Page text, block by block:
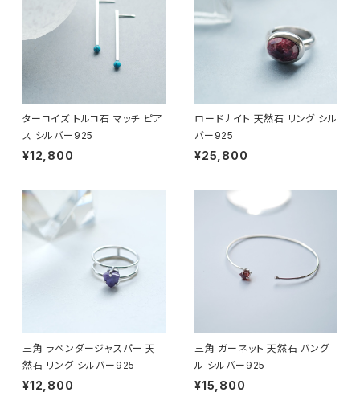
ターコイズ トルコ石 マッチ ピア
ス シルバー925
¥12,800
ロードナイト 天然石 リング シル
バー925
¥25,800
三角 ラベンダージャスパー 天
然石 リング シルバー925
¥12,800
三角 ガーネット 天然石 バング
ル シルバー925
¥15,800